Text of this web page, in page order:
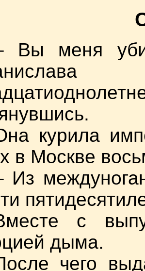
Вы меня
курила
в Москве
Из
с
дыма.
чего